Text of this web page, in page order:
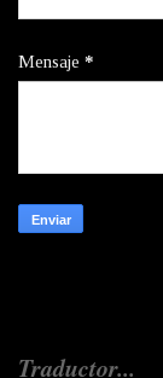
Mensaje *
Traductor...